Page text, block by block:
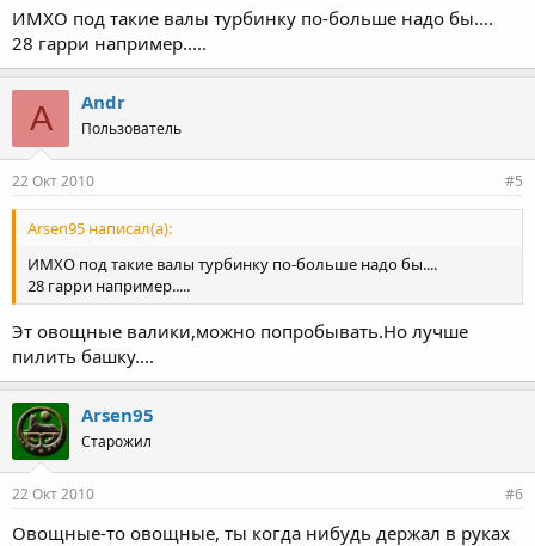
ИМХО под такие валы турбинку по-больше надо бы....
28 гарри например.....
A Andr
Пользователь
22 Окт 2010 #5
Arsen95 написал(а):
ИМХО под такие валы турбинку по-больше надо бы....
28 гарри например.....
Эт овощные валики,можно попробывать.Но лучше
пилить башку....
Arsen95
Старожил
22 Окт 2010 #6
Овощные-то овощные, ты когда нибудь держал в руках